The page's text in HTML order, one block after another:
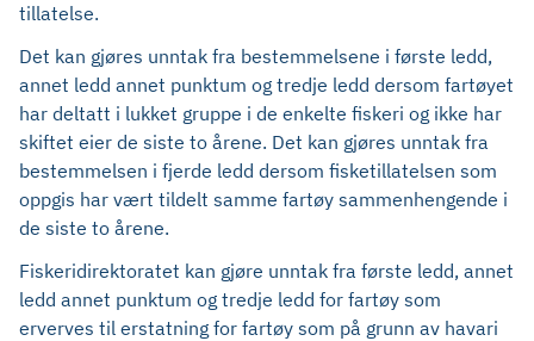
tillatelse.
Det kan gjøres unntak fra bestemmelsene i første ledd,
annet ledd annet punktum og tredje ledd dersom fartøyet
har deltatt i lukket gruppe i de enkelte fiskeri og ikke har
skiftet eier de siste to årene. Det kan gjøres unntak fra
bestemmelsen i fjerde ledd dersom fisketillatelsen som
oppgis har vært tildelt samme fartøy sammenhengende i
de siste to årene.
Fiskeridirektoratet kan gjøre unntak fra første ledd, annet
ledd annet punktum og tredje ledd for fartøy som
erverves til erstatning for fartøy som på grunn av havari